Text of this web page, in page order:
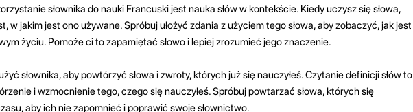
słownika do nauki Francuski jest nauka słów w kontekście. Kiedy uczysz się słowa,
w jakim jest ono używane. Spróbuj ułożyć zdania z użyciem tego słowa, aby zobaczyć, jak jest
życiu. Pomoże ci to zapamiętać słowo i lepiej zrozumieć jego znaczenie.
słownika, aby powtórzyć słowa i zwroty, których już się nauczyłeś. Czytanie definicji słów to
i wzmocnienie tego, czego się nauczyłeś. Spróbuj powtarzać słowa, których się
aby ich nie zapomnieć i poprawić swoje słownictwo.